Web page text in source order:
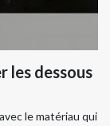
les dessous
le matériau qui